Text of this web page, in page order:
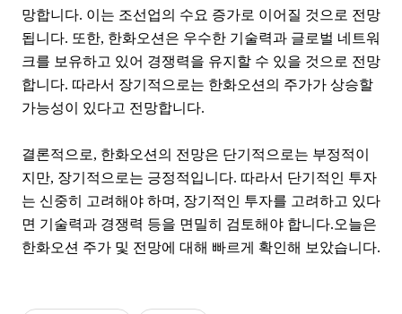
망합니다. 이는 조선업의 수요 증가로 이어질 것으로 전망
됩니다. 또한, 한화오션은 우수한 기술력과 글로벌 네트워
크를 보유하고 있어 경쟁력을 유지할 수 있을 것으로 전망
합니다. 따라서 장기적으로는 한화오션의 주가가 상승할
가능성이 있다고 전망합니다.
결론적으로, 한화오션의 전망은 단기적으로는 부정적이
지만, 장기적으로는 긍정적입니다. 따라서 단기적인 투자
는 신중히 고려해야 하며, 장기적인 투자를 고려하고 있다
면 기술력과 경쟁력 등을 면밀히 검토해야 합니다.오늘은
한화오션 주가 및 전망에 대해 빠르게 확인해 보았습니다.